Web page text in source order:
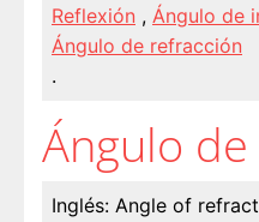
Reflexión , Ángulo de
Ángulo de refracción
.
Ángulo
Inglés: Angle of